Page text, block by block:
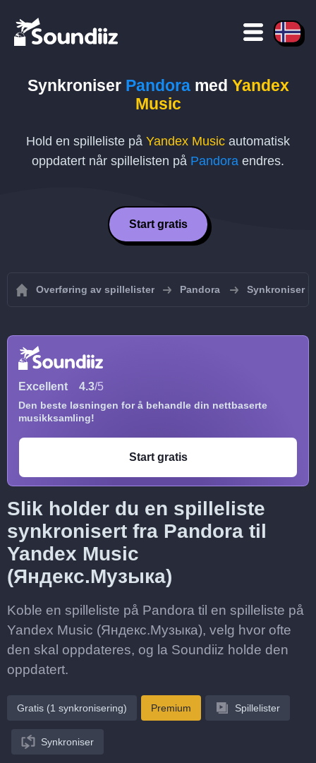
Synkroniser Pandoramed Yandex
Music
Hold en spilleliste på Yandex Music automatisk
oppdatert når spillelisten på Pandora endres.
Start gratis
Overføring av spillelister Pandora Synkroniser
Excellent 4.3/5
Den beste løsningen for å behandle din nettbaserte
musikksamling!
Start gratis
Slik holder du en spilleliste
synkronisert fra Pandora til
Yandex Music
(Яндекс.Музыка)
Koble en spilleliste på Pandora til en spilleliste på
Yandex Music (Яндекс.Музыка), velg hvor ofte
den skal oppdateres, og la Soundiiz holde den
oppdatert.
Gratis (1 synkronisering) Premium Spillelister
Synkroniser